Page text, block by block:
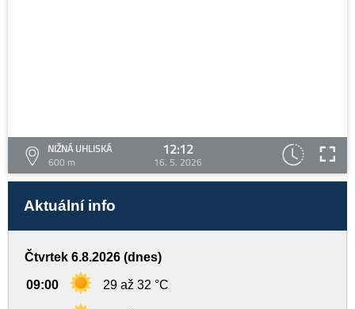
NIŽNÁ UHLISKÁ
600 m
12:12
16. 5. 2026
Aktuální info
Čtvrtek 6.8.2026 (dnes)
09:00 29 až 32 °C